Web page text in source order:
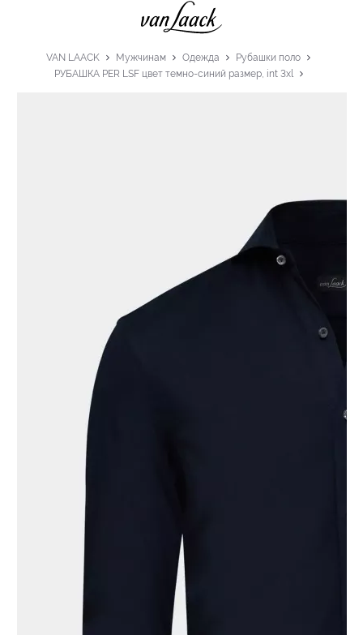
VAN LAACK Мужчинам Одежда
Рубашки поло
РУБАШКА PER LSF цвет темно-синий размер, int 3xl